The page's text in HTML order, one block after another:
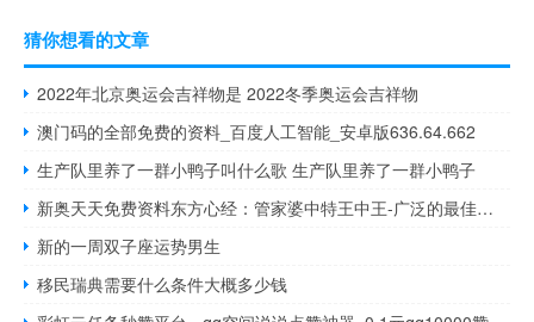
猜你想看的文章
2022年北京奥运会吉祥物是 2022冬季奥运会吉祥物
澳门码的全部免费的资料_百度人工智能_安卓版636.64.662
生产队里养了一群小鸭子叫什么歌 生产队里养了一群小鸭子
新奥天天免费资料东方心经：管家婆中特王中王-广泛的最佳解答-3316.DHA.200
新的一周双子座运势男生
移民瑞典需要什么条件大概多少钱